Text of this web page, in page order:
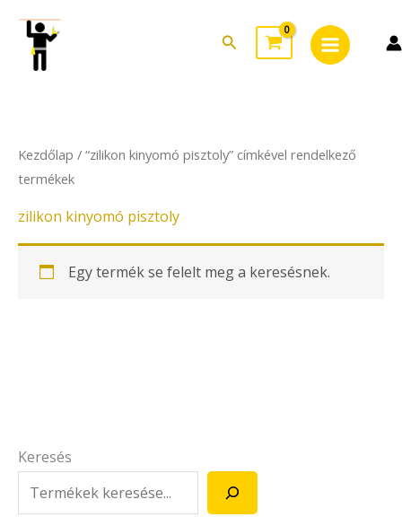
content
Search
Menu
Keresés
Kezdőlap / “zilikon kinyomó pisztoly” címkével rendelkező
termékek
zilikon kinyomó pisztoly
Egy termék se felelt meg a keresésnek.